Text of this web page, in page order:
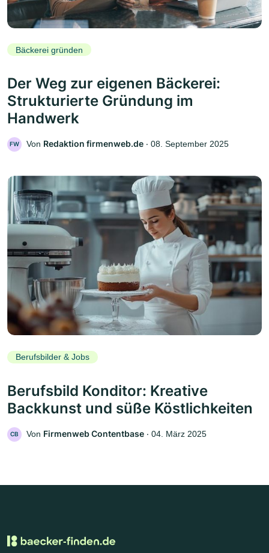
Bäckerei gründen
Der Weg zur eigenen Bäckerei:
Strukturierte Gründung im
Handwerk
FW Von Redaktion firmenweb.de ‧ 08. September 2025
Berufsbilder & Jobs
Berufsbild Konditor: Kreative
Backkunst und süße Köstlichkeiten
CB Von Firmenweb Contentbase ‧ 04. März 2025